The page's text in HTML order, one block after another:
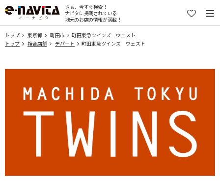
さぁ、今すぐ検索！
ナビタに掲載されている
地元のお店の情報が満載！
トップ 東京都 町田市
町田東急ツインズ ウェスト
トップ
複合店舗 デパート 町田東急ツインズ ウェスト